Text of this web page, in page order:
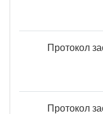
Протокол
Протокол